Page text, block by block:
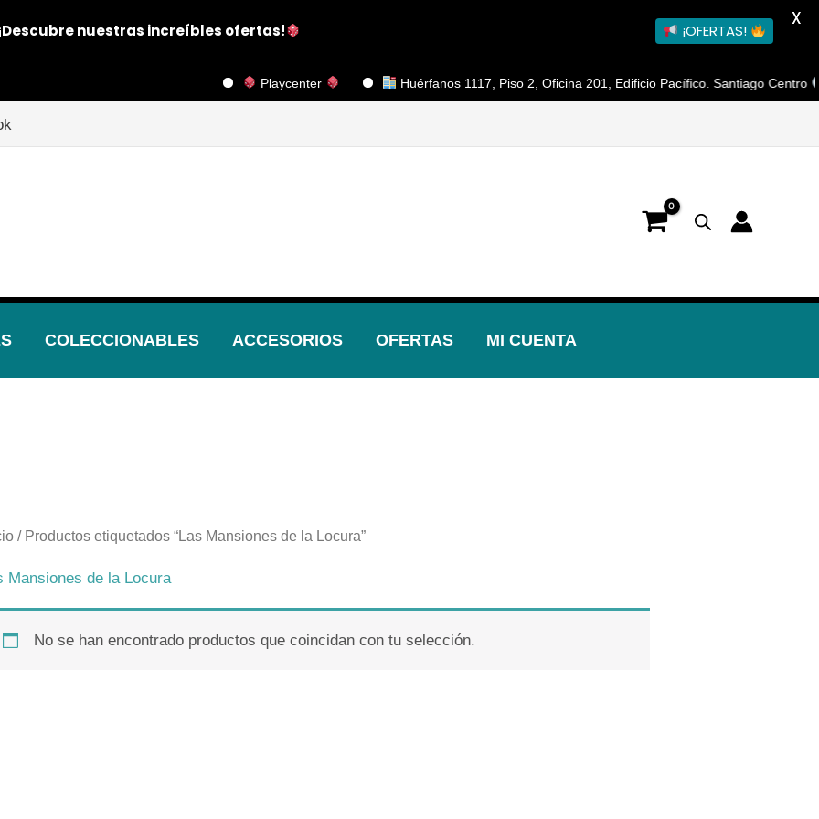
Playcenter Huérfanos 1117, Piso 2, Oficina 201, Edificio Pacífico. Santiago Centro
COLECCIONABLES ACCESORIOS OFERTAS MI CUENTA
/ Productos etiquetados “Las Mansiones de la Locura”
Mansiones de la Locura
No se han encontrado productos que coincidan con tu selección.
nuestras increíbles ofertas! ¡OFERTAS!
X